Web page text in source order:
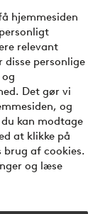
hjemmesiden
relevant
disse personlige
Det gør vi
og
kan modtage
at klikke på
brug af cookies.
og læse
del op
?